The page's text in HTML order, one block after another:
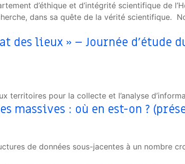
d’éthique et d’intégrité scientifique de
dans sa quête de la vérité scientifique.
des lieux » – Journée d’étude
territoires pour la collecte et l’analyse
massives : où en est-on ?
de données sous-jacentes à un nombre